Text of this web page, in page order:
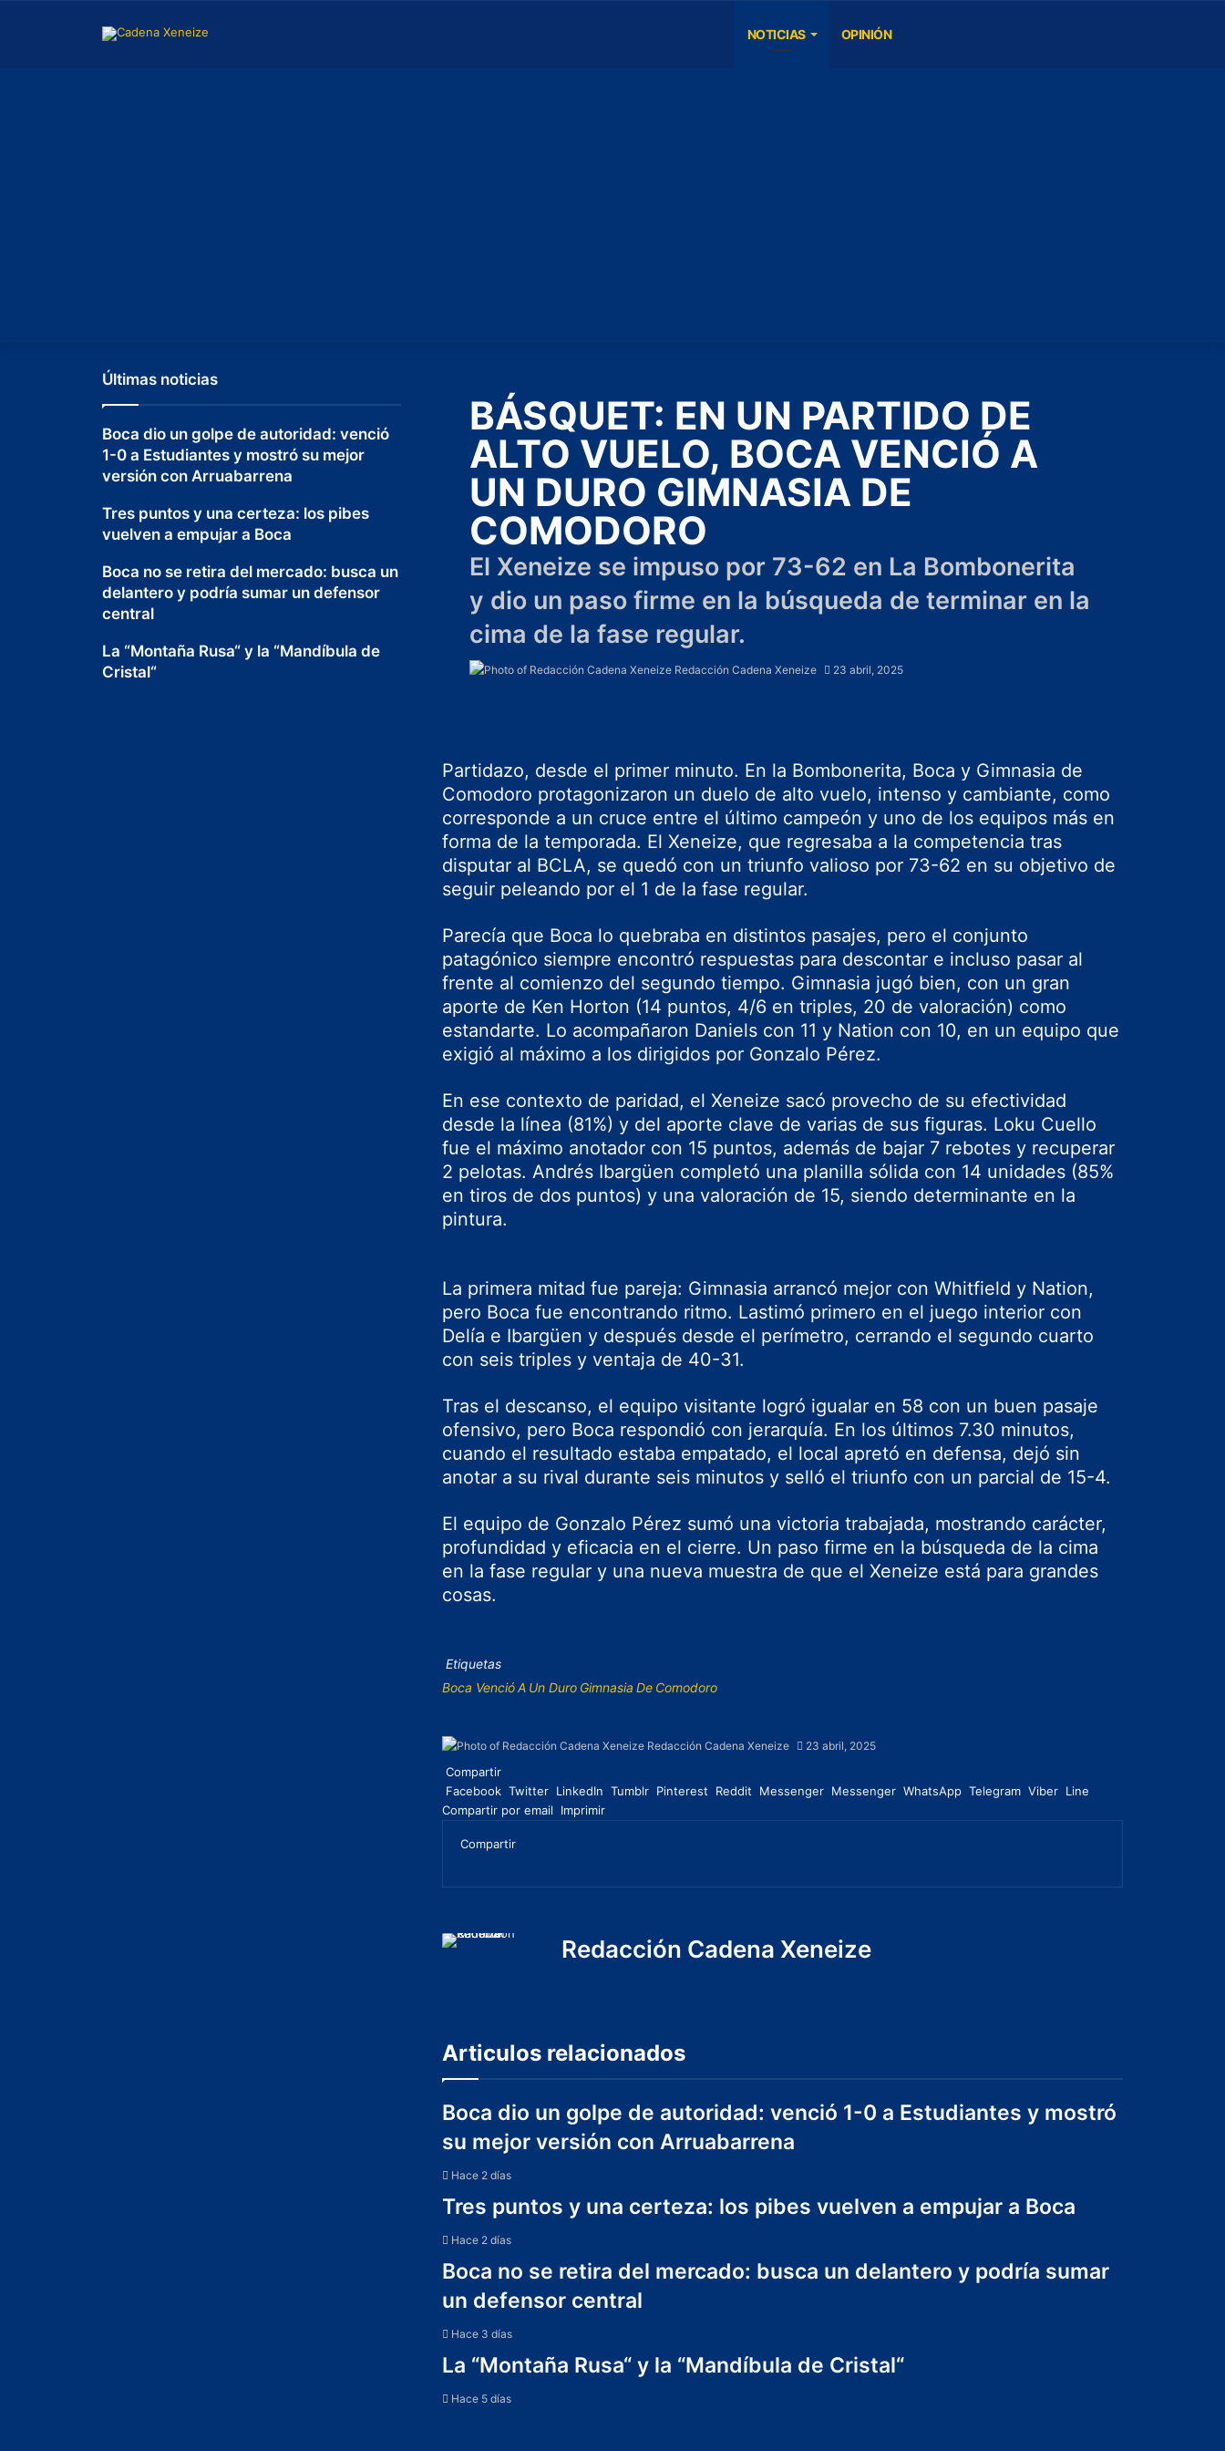
NOTICIAS OPINIÓN
BÁSQUET: EN UN PARTIDO DE
ALTO VUELO, BOCA VENCIÓ A
UN DURO GIMNASIA DE
COMODORO
El Xeneize se impuso por 73-62 en La Bombonerita
y dio un paso firme en la búsqueda de terminar en la
cima de la fase regular.
Redacción Cadena Xeneize 23 abril, 2025
Partidazo, desde el primer minuto. En la Bombonerita, Boca y Gimnasia de
Comodoro protagonizaron un duelo de alto vuelo, intenso y cambiante, como
corresponde a un cruce entre el último campeón y uno de los equipos más en
forma de la temporada. El Xeneize, que regresaba a la competencia tras
disputar al BCLA, se quedó con un triunfo valioso por 73-62 en su objetivo de
seguir peleando por el 1 de la fase regular.
Parecía que Boca lo quebraba en distintos pasajes, pero el conjunto
patagónico siempre encontró respuestas para descontar e incluso pasar al
frente al comienzo del segundo tiempo. Gimnasia jugó bien, con un gran
aporte de Ken Horton (14 puntos, 4/6 en triples, 20 de valoración) como
estandarte. Lo acompañaron Daniels con 11 y Nation con 10, en un equipo que
exigió al máximo a los dirigidos por Gonzalo Pérez.
En ese contexto de paridad, el Xeneize sacó provecho de su efectividad
desde la línea (81%) y del aporte clave de varias de sus figuras. Loku Cuello
fue el máximo anotador con 15 puntos, además de bajar 7 rebotes y recuperar
2 pelotas. Andrés Ibargüen completó una planilla sólida con 14 unidades (85%
en tiros de dos puntos) y una valoración de 15, siendo determinante en la
pintura.
La primera mitad fue pareja: Gimnasia arrancó mejor con Whitfield y Nation,
pero Boca fue encontrando ritmo. Lastimó primero en el juego interior con
Delía e Ibargüen y después desde el perímetro, cerrando el segundo cuarto
con seis triples y ventaja de 40-31.
Tras el descanso, el equipo visitante logró igualar en 58 con un buen pasaje
ofensivo, pero Boca respondió con jerarquía. En los últimos 7.30 minutos,
cuando el resultado estaba empatado, el local apretó en defensa, dejó sin
anotar a su rival durante seis minutos y selló el triunfo con un parcial de 15-4.
El equipo de Gonzalo Pérez sumó una victoria trabajada, mostrando carácter,
profundidad y eficacia en el cierre. Un paso firme en la búsqueda de la cima
en la fase regular y una nueva muestra de que el Xeneize está para grandes
cosas.
Etiquetas
Boca Venció A Un Duro Gimnasia De Comodoro
Redacción Cadena Xeneize 23 abril, 2025
Compartir
Facebook Twitter LinkedIn Tumblr Pinterest Reddit Messenger Messenger WhatsApp Telegram Viber Line
Compartir por email
Imprimir
Compartir
Redacción Cadena Xeneize
Articulos relacionados
Boca dio un golpe de autoridad: venció 1-0 a Estudiantes y mostró
su mejor versión con Arruabarrena
Hace 2 días
Tres puntos y una certeza: los pibes vuelven a empujar a Boca
Hace 2 días
Boca no se retira del mercado: busca un delantero y podría sumar
un defensor central
Hace 3 días
La “Montaña Rusa“ y la “Mandíbula de Cristal“
Hace 5 días
Últimas noticias
Boca dio un golpe de autoridad: venció
1-0 a Estudiantes y mostró su mejor
versión con Arruabarrena
Tres puntos y una certeza: los pibes
vuelven a empujar a Boca
Boca no se retira del mercado: busca un
delantero y podría sumar un defensor
central
La “Montaña Rusa“ y la “Mandíbula de
Cristal“